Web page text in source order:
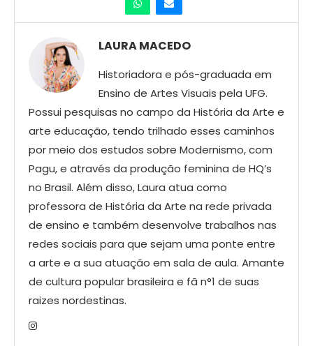
LAURA MACEDO
Historiadora e pós-graduada em
Ensino de Artes Visuais pela UFG.
Possui pesquisas no campo da História da Arte e
arte educação, tendo trilhado esses caminhos
por meio dos estudos sobre Modernismo, com
Pagu, e através da produção feminina de HQ’s
no Brasil. Além disso, Laura atua como
professora de História da Arte na rede privada
de ensino e também desenvolve trabalhos nas
redes sociais para que sejam uma ponte entre
a arte e a sua atuação em sala de aula. Amante
de cultura popular brasileira e fã n°1 de suas
raizes nordestinas.